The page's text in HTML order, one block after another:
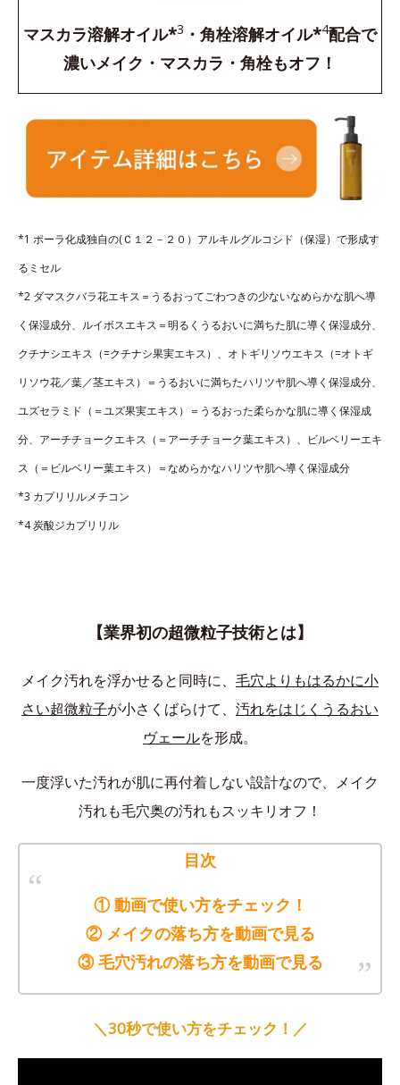
マスカラ溶解オイル*3 ・角栓溶解オイル*4配合で
濃いメイク・マスカラ・角栓もオフ！
*1 ポーラ化成独自の(Ｃ１２－２０）アルキルグルコシド（保湿）で形成す
るミセル
*2 ダマスクバラ花エキス＝うるおってごわつきの少ないなめらかな肌へ導
く保湿成分、ルイボスエキス＝明るくうるおいに満ちた肌に導く保湿成分、
クチナシエキス（=クチナシ果実エキス）、オトギリソウエキス（=オトギ
リソウ花／葉／茎エキス）＝うるおいに満ちたハリツヤ肌へ導く保湿成分、
ユズセラミド（＝ユズ果実エキス）＝うるおった柔らかな肌に導く保湿成
分、アーチチョークエキス（＝アーチチョーク葉エキス）、ビルベリーエキ
ス（＝ビルベリー葉エキス）＝なめらかなハリツヤ肌へ導く保湿成分
*3 カプリリルメチコン
*4 炭酸ジカプリリル
【業界初の超微粒子技術とは】
メイク汚れを浮かせると同時に、 毛穴よりもはるかに小
さい超微粒子が小さくばらけて、 汚れをはじくうるおい
ヴェールを形成。
一度浮いた汚れが肌に再付着しない設計なので、メイク
汚れも毛穴奥の汚れもスッキリオフ！
目次
① 動画で使い方をチェック！
② メイクの落ち方を動画で見る
③ 毛穴汚れの落ち方を動画で見る
＼30秒で使い方をチェック！／